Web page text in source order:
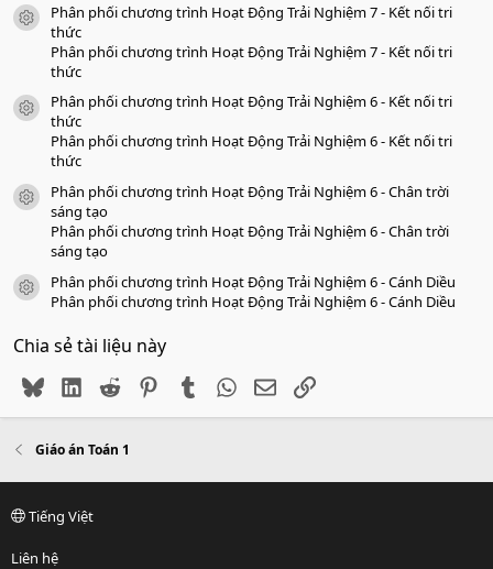
icon tài liệu
Phân phối chương trình Hoạt Động Trải Nghiệm 7 - Kết nối tri
thức
Phân phối chương trình Hoạt Động Trải Nghiệm 7 - Kết nối tri
thức
icon tài liệu
Phân phối chương trình Hoạt Động Trải Nghiệm 6 - Kết nối tri
thức
Phân phối chương trình Hoạt Động Trải Nghiệm 6 - Kết nối tri
thức
icon tài liệu
Phân phối chương trình Hoạt Động Trải Nghiệm 6 - Chân trời
sáng tạo
Phân phối chương trình Hoạt Động Trải Nghiệm 6 - Chân trời
sáng tạo
icon tài liệu
Phân phối chương trình Hoạt Động Trải Nghiệm 6 - Cánh Diều
Phân phối chương trình Hoạt Động Trải Nghiệm 6 - Cánh Diều
Chia sẻ tài liệu này
BlueskyLinkedIn
Reddit PinterestTumblr WhatsApp
EmailLink
Giáo án Toán 1
Tiếng Việt
Liên hệ